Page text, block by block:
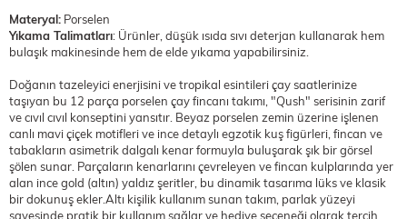
Materyal: Porselen
Yıkama Talimatları: Ürünler, düşük ısıda sıvı deterjan kullanarak hem
bulaşık makinesinde hem de elde yıkama yapabilirsiniz.
Doğanın tazeleyici enerjisini ve tropikal esintileri çay saatlerinize
taşıyan bu 12 parça porselen çay fincanı takımı, "Qush" serisinin zarif
ve cıvıl cıvıl konseptini yansıtır. Beyaz porselen zemin üzerine işlenen
canlı mavi çiçek motifleri ve ince detaylı egzotik kuş figürleri, fincan ve
tabakların asimetrik dalgalı kenar formuyla buluşarak şık bir görsel
şölen sunar. Parçaların kenarlarını çevreleyen ve fincan kulplarında yer
alan ince gold (altın) yaldız şeritler, bu dinamik tasarıma lüks ve klasik
bir dokunuş ekler.Altı kişilik kullanım sunan takım, parlak yüzeyi